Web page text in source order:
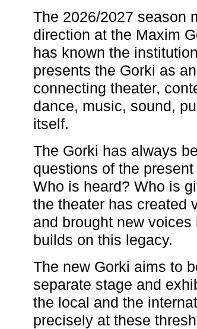
The 2026/2027 season
direction at the Maxim
has known the
presents the Gorki as
connecting theater,
dance, music, sound,
itself.
The Gorki has always
questions of the
Who is heard? Who is
the theater has created
and brought new
builds on this legacy.
The new Gorki aims to
separate stage and
the local and the
precisely at these